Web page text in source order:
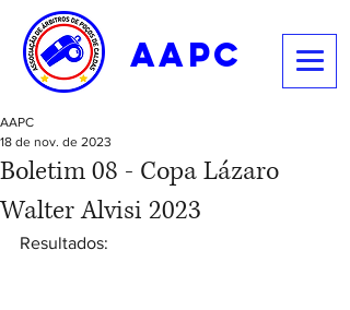
aapc
Boletim 08 - Copa Lázaro
Walter Alvisi 2023
AAPC
18 de nov. de 2023
Resultados: